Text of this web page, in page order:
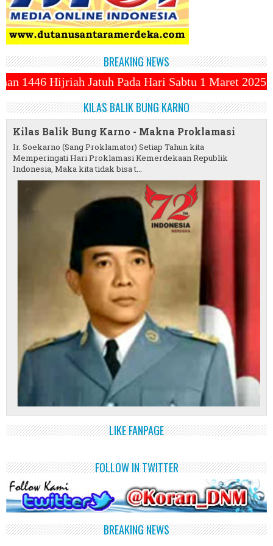
BREAKING NEWS
Hari Sabtu 1 Maret 2025 ~||~ 1 Syawal
KILAS BALIK BUNG KARNO
Kilas Balik Bung Karno - Makna Proklamasi
Ir. Soekarno (Sang Proklamator) Setiap Tahun kita
Memperingati Hari Proklamasi Kemerdekaan Republik
Indonesia, Maka kita tidak bisa t...
LIKE FANPAGE
FOLLOW IN TWITTER
BREAKING NEWS